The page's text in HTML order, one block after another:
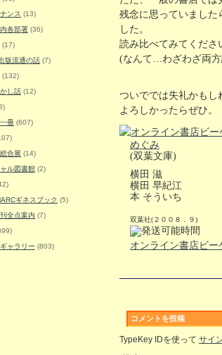
ンス (13)
各部署 (36)
(17)
版流通の話 (7)
(132)
し話 (12)
冊 (607)
合展 (14)
ル図書館 (2)
ギネスブック (5)
全点案内 (7)
ャラリー (803)
残念に思っていました
した。
読み比べてみてくださ
(なんて…わざわざ両
ついででは失礼かもし
よろしかったらぜひ。
めぐみ
(双葉文庫)
横田 滋
横田 早紀江
本 そういち
双葉社(２００８．９)
オンライン書店ビー
コメントを投稿
TypeKey IDを使って サイ